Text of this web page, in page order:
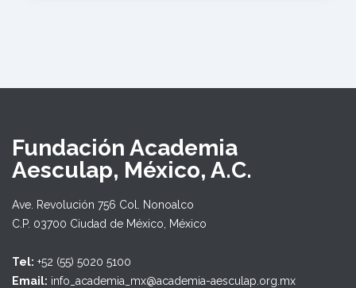
Fundación Academia
Aesculap, México, A.C.
Ave. Revolución 756 Col. Nonoalco
C.P. 03700 Ciudad de México, México
Tel: +52 (55) 5020 5100
Email: info_academia_mx@academia-aesculap.org.mx